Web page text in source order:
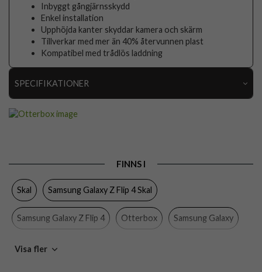
Inbyggt gångjärnsskydd
Enkel installation
Upphöjda kanter skyddar kamera och skärm
Tillverkar med mer än 40% återvunnen plast
Kompatibel med trådlös laddning
SPECIFIKATIONER
Trådlös laddning-kompatibel
Färg
Gummi, Hårdplast (PC)
Tillverkarens art nr
FINNS I
Skal Samsung Galaxy Z Flip 4 Skal
Samsung Galaxy Z Flip 4 Otterbox Samsung Galaxy
Mobiltillbehör
Visa fler